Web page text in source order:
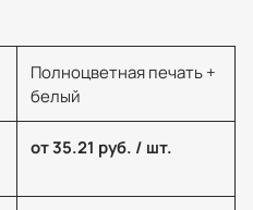
Полноцветная печать +
белый
от 35.21 руб. / шт.